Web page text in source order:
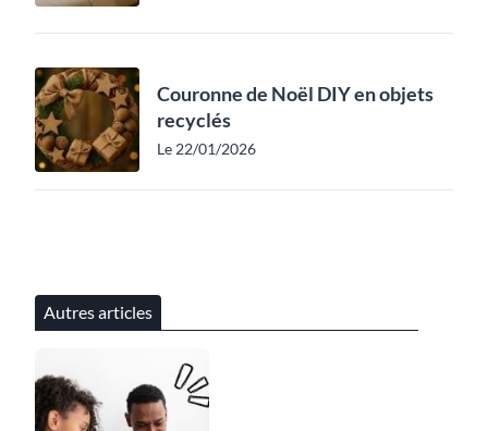
Couronne de Noël DIY en objets
recyclés
Le 22/01/2026
Autres articles